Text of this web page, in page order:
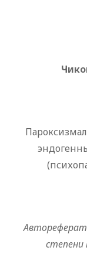
Автореферат
степени